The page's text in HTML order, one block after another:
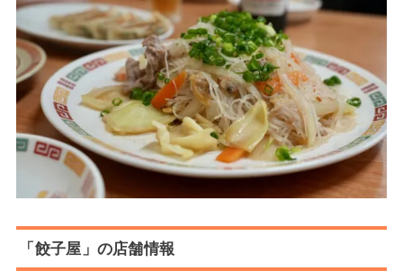
「餃子屋」の店舗情報